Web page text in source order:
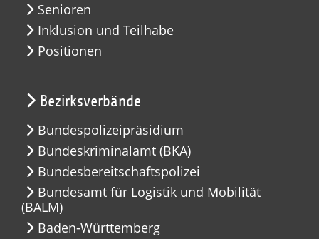
Senioren
Inklusion und Teilhabe
Positionen
Bezirksverbände
Bundespolizeipräsidium
Bundeskriminalamt (BKA)
Bundesbereitschaftspolizei
Bundesamt für Logistik und Mobilität
(BALM)
Baden-Württemberg